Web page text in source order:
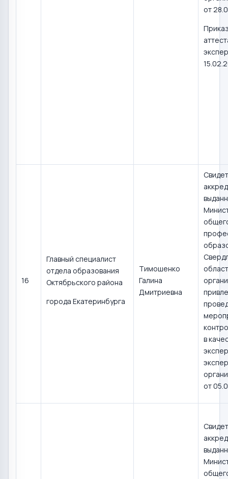
от
16
Главный специалист
отдела образования
Октябрьского района
города Екатеринбурга
Тимошенко
Галина
Дмитриевна
в
от